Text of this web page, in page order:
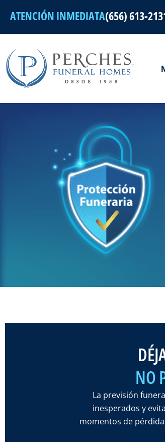
contenido
ATENCIÓN INMEDIATA(656) 613-
NO
La previsión
inesperados y
momentos de